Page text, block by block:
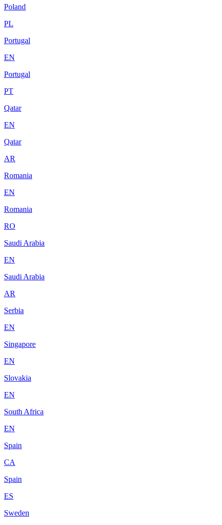
Poland
PL
Portugal
EN
Portugal
PT
Qatar
EN
Qatar
AR
Romania
EN
Romania
RO
Saudi Arabia
EN
Saudi Arabia
AR
Serbia
EN
Singapore
EN
Slovakia
EN
South Africa
EN
Spain
CA
Spain
ES
Sweden